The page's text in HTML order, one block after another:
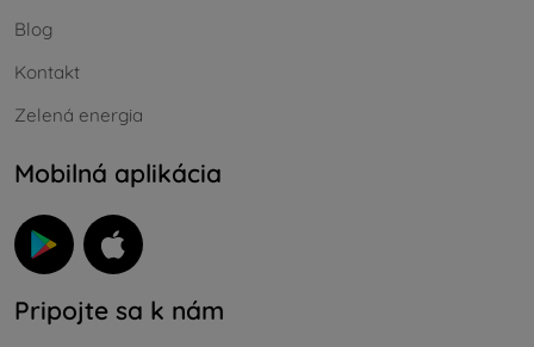
Blog
Kontakt
Zelená energia
Mobilná aplikácia
Pripojte sa k nám